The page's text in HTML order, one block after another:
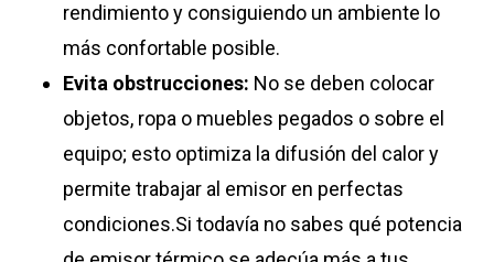
rendimiento y consiguiendo un ambiente lo
más confortable posible.
Evita obstrucciones: No se deben colocar
objetos, ropa o muebles pegados o sobre el
equipo; esto optimiza la difusión del calor y
permite trabajar al emisor en perfectas
condiciones.Si todavía no sabes qué potencia